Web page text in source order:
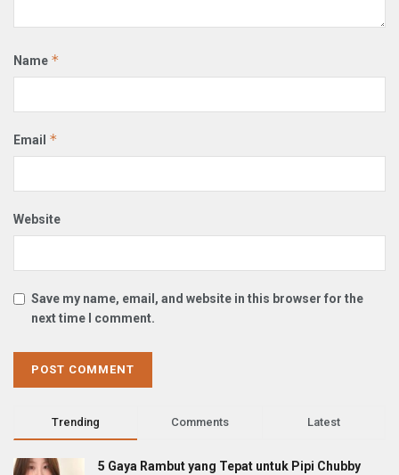
Name *
Email *
Website
Save my name, email, and website in this browser for the
next time I comment.
Trending Comments Latest
5 Gaya Rambut yang Tepat untuk Pipi Chubby